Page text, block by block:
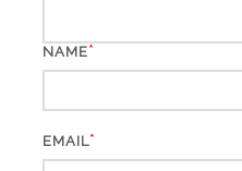
NAME*
EMAIL*